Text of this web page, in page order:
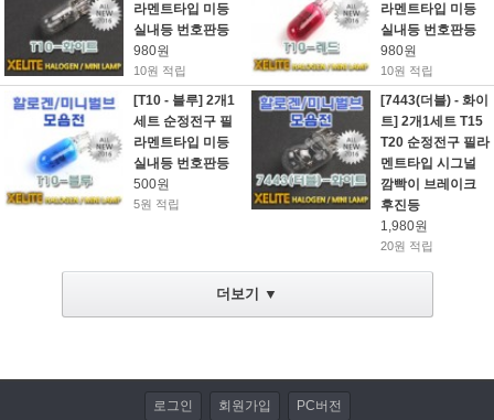
저항/전자부품/전자모듈
LED작업 관련제품
자동차용품
DIY KIT
동호회 업로드
라멘트타입 미등
실내등 번호판등
980원
10원 적립
라멘트타입 미등
실내등 번호판등
980원
10원 적립
[T10 - 블루] 2개1
세트 순정전구 필
라멘트타입 미등
실내등 번호판등
500원
5원 적립
[7443(더블) - 화이
트] 2개1세트 T15
T20 순정전구 필라
멘트타입 시그널
깜빡이 브레이크
후진등
1,980원
20원 적립
더보기 ▼
로그인 회원가입 PC버전